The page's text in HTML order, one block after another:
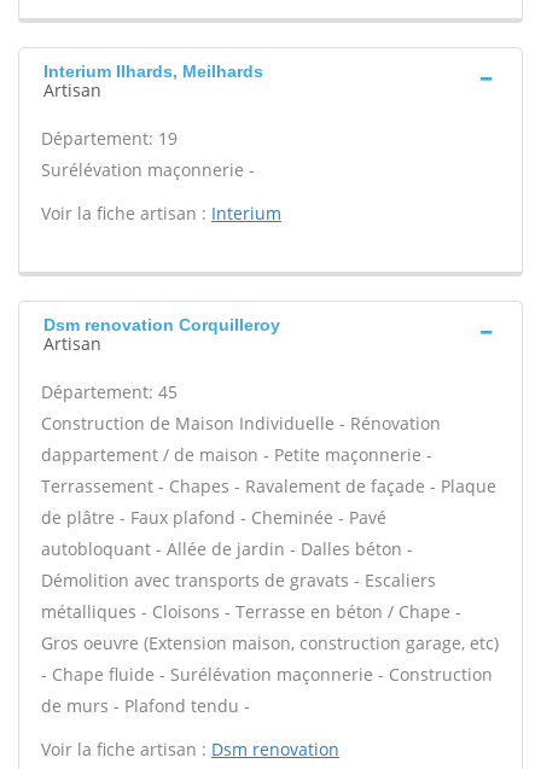
Interium Ilhards, Meilhards
Artisan
Département: 19
Surélévation maçonnerie -
Voir la fiche artisan : Interium
Dsm renovation Corquilleroy
Artisan
Département: 45
Construction de Maison Individuelle - Rénovation
dappartement / de maison - Petite maçonnerie -
Terrassement - Chapes - Ravalement de façade - Plaque
de plâtre - Faux plafond - Cheminée - Pavé
autobloquant - Allée de jardin - Dalles béton -
Démolition avec transports de gravats - Escaliers
métalliques - Cloisons - Terrasse en béton / Chape -
Gros oeuvre (Extension maison, construction garage, etc)
- Chape fluide - Surélévation maçonnerie - Construction
de murs - Plafond tendu -
Voir la fiche artisan : Dsm renovation